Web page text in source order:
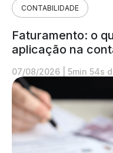
CONTABILIDADE
Faturamento: o
aplicação na
07/08/2026 5min 54s